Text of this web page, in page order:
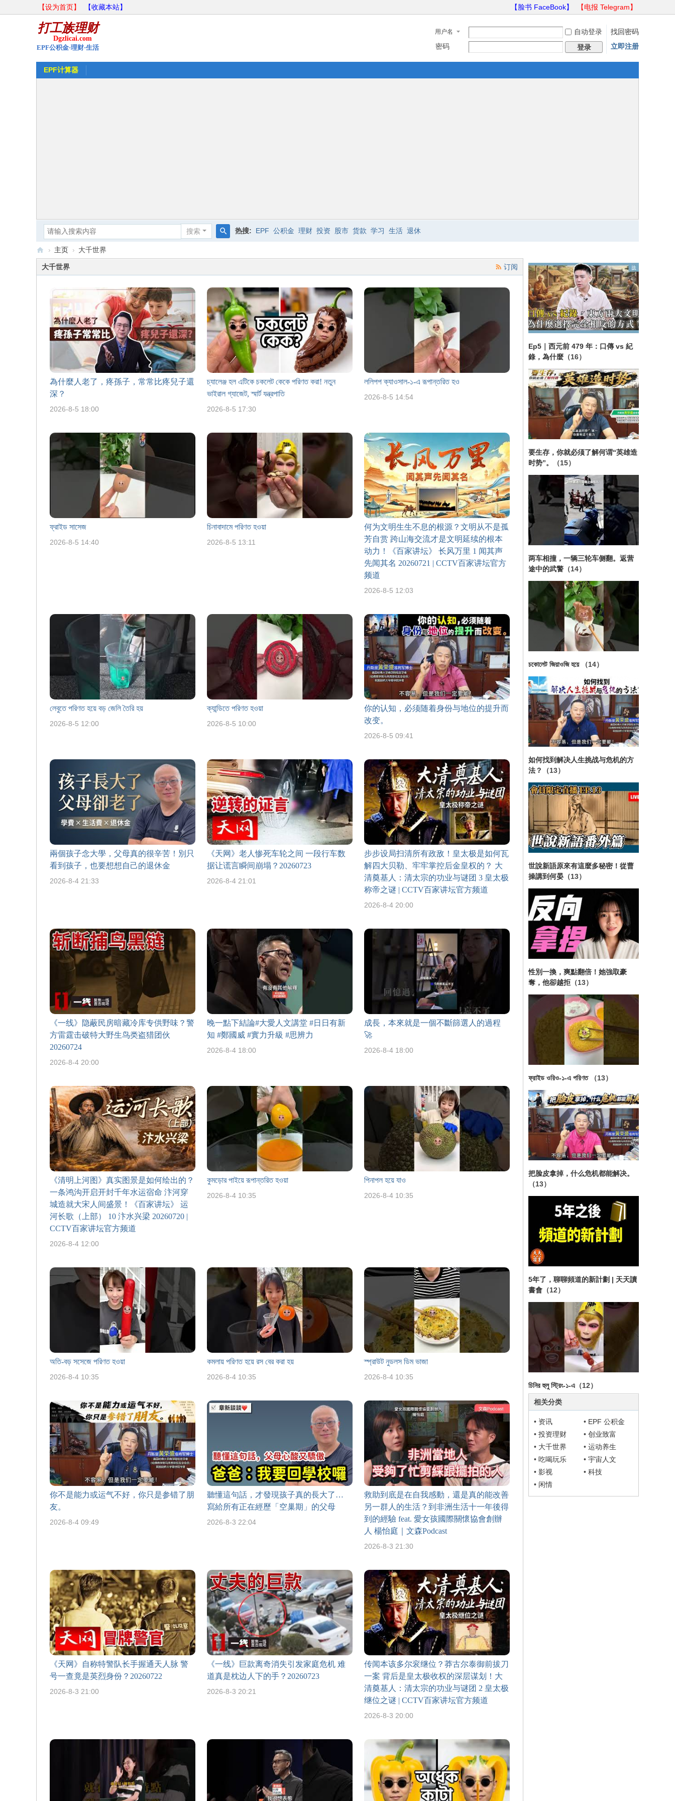
【设为首页】 【收藏本站】 【脸书 FaceBook】 【电报 Telegram】
用户名 自动登录
找回密码
密码
登录 立即注册
EPF计算器
搜索
索
热搜: EPF 公积金 理财 投资 股市 货款 学习 生活 退休
打
› 主页 › 大千世界
订阅
大千世界
為什麼人老了，疼孫子，常常比疼兒子還
深？
2026-8-5 18:00
চ্যালেঞ্জ হল এটিকে চকলেট কেকে পরিণত করা! নতুন
ভাইরাল গ্যাজেট, স্মার্ট যন্ত্রপাতি
2026-8-5 17:30
ললিপপ ক্যাওসাল-১-এ রূপান্তরিত হও
2026-8-5 14:54
ফ্রাইড সাসেজ
2026-8-5 14:40
চিনাবাদামে পরিণত হওয়া
2026-8-5 13:11
何为文明生生不息的根源？文明从不是孤
芳自赏 跨山海交流才是文明延续的根本
动力！《百家讲坛》 长风万里 1 闻其声
先闻其名 20260721 | CCTV百家讲坛官方
频道
2026-8-5 12:03
লেবুতে পরিণত হয়ে বড় জেলি তৈরি হয়
2026-8-5 12:00
ক্যান্ডিতে পরিণত হওয়া
2026-8-5 10:00
你的认知，必须随着身份与地位的提升而
改变。
2026-8-5 09:41
兩個孩子念大學，父母真的很辛苦！別只
看到孩子，也要想想自己的退休金
2026-8-4 21:33
《天网》老人惨死车轮之间 一段行车数
据让谎言瞬间崩塌？20260723
2026-8-4 21:01
步步设局扫清所有政敌！皇太极是如何瓦
解四大贝勒、牢牢掌控后金皇权的？ 大
清奠基人：清太宗的功业与谜团 3 皇太极
称帝之谜 | CCTV百家讲坛官方频道
2026-8-4 20:00
《一线》隐蔽民房暗藏冷库专供野味？警
方雷霆击破特大野生鸟类盗猎团伙
20260724
2026-8-4 20:00
晚一點下結論#大愛人文講堂 #日日有新
知 #鄭國威 #實力升級 #思辨力
2026-8-4 18:00
成長，本來就是一個不斷篩選人的過程
🚀
2026-8-4 18:00
《清明上河图》真实图景是如何绘出的？
一条鸿沟开启开封千年水运宿命 汴河穿
城造就大宋人间盛景！《百家讲坛》 运
河长歌（上部） 10 汴水兴梁 20260720 |
CCTV百家讲坛官方频道
2026-8-4 12:00
কুমড়োর পাইয়ে রূপান্তরিত হওয়া
2026-8-4 10:35
পিনাপল হয়ে যাও
2026-8-4 10:35
অতি-বড় সসেজে পরিণত হওয়া
2026-8-4 10:35
কমলায় পরিণত হয়ে রস বের করা হয়
2026-8-4 10:35
স্প্রাউট নুডলস ডিম ভাজা
2026-8-4 10:35
你不是能力或运气不好，你只是参错了朋
友。
2026-8-4 09:49
聽懂這句話，才發現孩子真的長大了…
寫給所有正在經歷「空巢期」的父母
2026-8-3 22:04
救助到底是在自我感動，還是真的能改善
另一群人的生活？到非洲生活十一年後得
到的經驗 feat. 愛女孩國際關懷協會創辦
人 楊怡庭｜文森Podcast
2026-8-3 21:30
《天网》自称特警队长手握通天人脉 警
号一查竟是英烈身份？20260722
2026-8-3 21:00
《一线》巨款离奇消失引发家庭危机 难
道真是枕边人下的手？20260723
2026-8-3 20:21
传闻本该多尔衮继位？莽古尔泰御前拔刀
一案 背后是皇太极收权的深层谋划！大
清奠基人：清太宗的功业与谜团 2 皇太极
继位之谜 | CCTV百家讲坛官方频道
2026-8-3 20:00
Ep5｜西元前 479 年：口傳 vs 紀
錄，為什麼 （16）
要生存，你就必须了解何谓“英雄造
时势”。
（15）
两车相撞，一辆三轮车侧翻。返营
途中的武警 （14）
চকোলেট জিয়াওজি হয়ে （14）
如何找到解决人生挑战与危机的方
法？
（13）
世說新語原來有這麼多秘密！從曹
操講到何晏 （13）
性別一換，爽點翻倍！她強取豪
奪，他卻越拒 （13）
ফ্রাইড ওরিও-১-এ পরিণত （13）
把脸皮拿掉，什么危机都能解决。
（13）
5年了，聊聊頻道的新計劃 | 天天讀
書會 （12）
চিনির হুলু স্ট্রিং-১-এ （12）
相关分类
• 资讯 • EPF 公积金
• 投资理财 • 创业致富
• 大千世界 • 运动养生
• 吃喝玩乐 • 宇宙人文
• 影视 • 科技
• 闲情